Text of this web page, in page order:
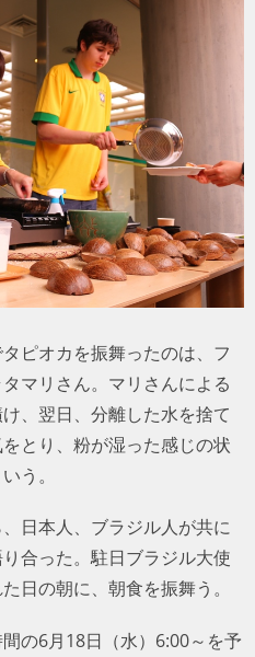
ピオカを振舞ったのは、フ
マリさん。マリさんによる
、翌日、分離した水を捨て
とり、粉が湿った感じの状
う。
日本人、ブラジル人が共に
合った。駐日ブラジル大使
日の朝に、朝食を振舞う。
の6月18日（水）6:00～を予